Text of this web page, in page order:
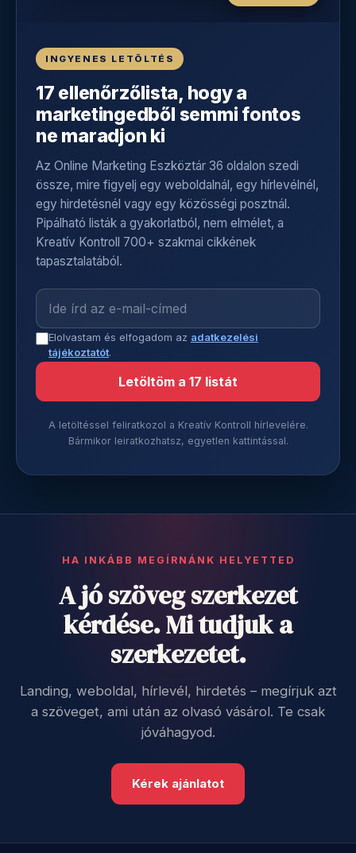
INGYENES LETÖLTÉS
17 ellenőrzőlista, hogy a
marketingedből semmi fontos
ne maradjon ki
Az Online Marketing Eszköztár 36 oldalon szedi
össze, mire figyelj egy weboldalnál, egy hírlevélnél,
egy hirdetésnél vagy egy közösségi posztnál.
Pipálható listák a gyakorlatból, nem elmélet, a
Kreatív Kontroll 700+ szakmai cikkének
tapasztalatából.
Elolvastam és elfogadom az adatkezelési
tájékoztatót.
Letöltöm a 17 listát
A letöltéssel feliratkozol a Kreatív Kontroll hírlevelére.
Bármikor leiratkozhatsz, egyetlen kattintással.
HA INKÁBB MEGÍRNÁNK HELYETTED
A jó szöveg szerkezet
kérdése. Mi tudjuk a
szerkezetet.
Landing, weboldal, hírlevél, hirdetés – megírjuk azt
a szöveget, ami után az olvasó vásárol. Te csak
jóváhagyod.
Kérek ajánlatot